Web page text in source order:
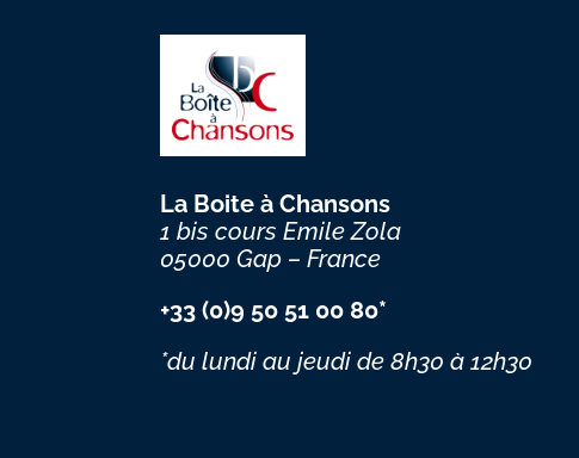
La Boite à Chansons
1 bis cours Emile Zola
05000 Gap – France
+33 (0)9 50 51 00 80*
*du lundi au jeudide 8h30 à 12h30